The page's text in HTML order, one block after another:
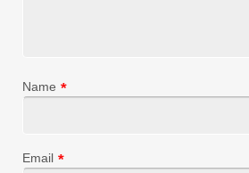
Name *
Email *